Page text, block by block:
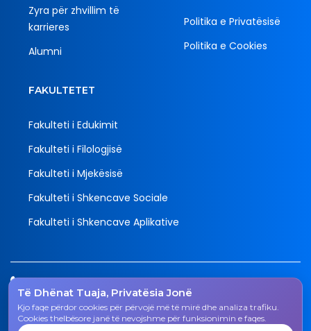
Të Dhënat Tuaja, Privatësia Jonë
Kjo faqe përdor cookies për përvojë më të mirë dhe analiza trafiku.
Cookies thelbësore janë të nevojshme për funksionimin e faqes.
Zyra për zhvillim të
karrieres
Alumni
Politika e Privatësisë
Politika e Cookies
FAKULTETET
Fakulteti i Edukimit
Fakulteti i Filologjisë
Fakulteti i Mjekësisë
Fakulteti i Shkencave Sociale
Fakulteti i Shkencave Aplikative
038 200 20 831
Email